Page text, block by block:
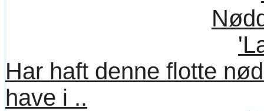
Har haft denne flotte
have i ..